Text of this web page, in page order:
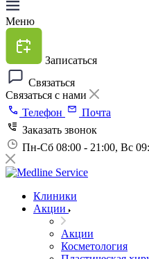
Меню
Записаться
Связаться
Связаться с нами
Телефон
Почта
Заказать звонок
Пн-Сб 08:00 - 21:00, Вс
Клиники
Акции
Акции
Косметология